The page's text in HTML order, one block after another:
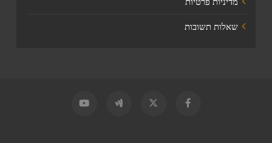
שאלות תשובות